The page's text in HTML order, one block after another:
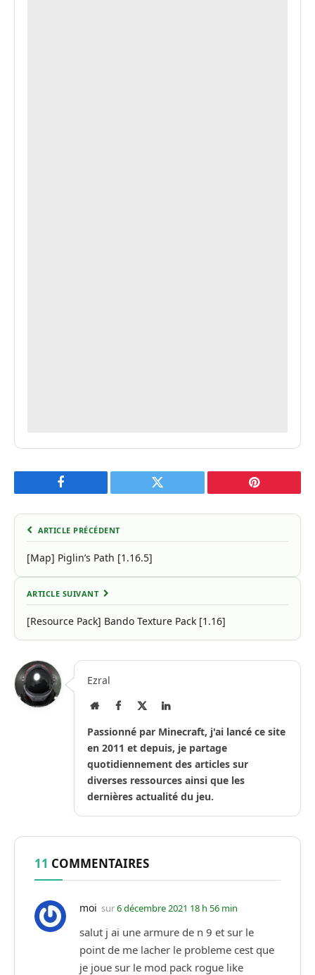
Facebook Twitter Pinterest
ARTICLE PRÉCÉDENT
[Map] Piglin’s Path [1.16.5]
ARTICLE SUIVANT
[Resource Pack] Bando Texture Pack [1.16]
Ezral
Site
Facebook
X
LinkedIn
Passionné par Minecraft, j'ai lancé ce site
en 2011 et depuis, je partage
quotidiennement des articles sur
diverses ressources ainsi que les
dernières actualité du jeu.
11 COMMENTAIRES
moi sur6 décembre 2021 18 h 56 min
salut j ai une armure de n 9 et sur le
point de me lacher le probleme cest que
je joue sur le mod pack rogue like